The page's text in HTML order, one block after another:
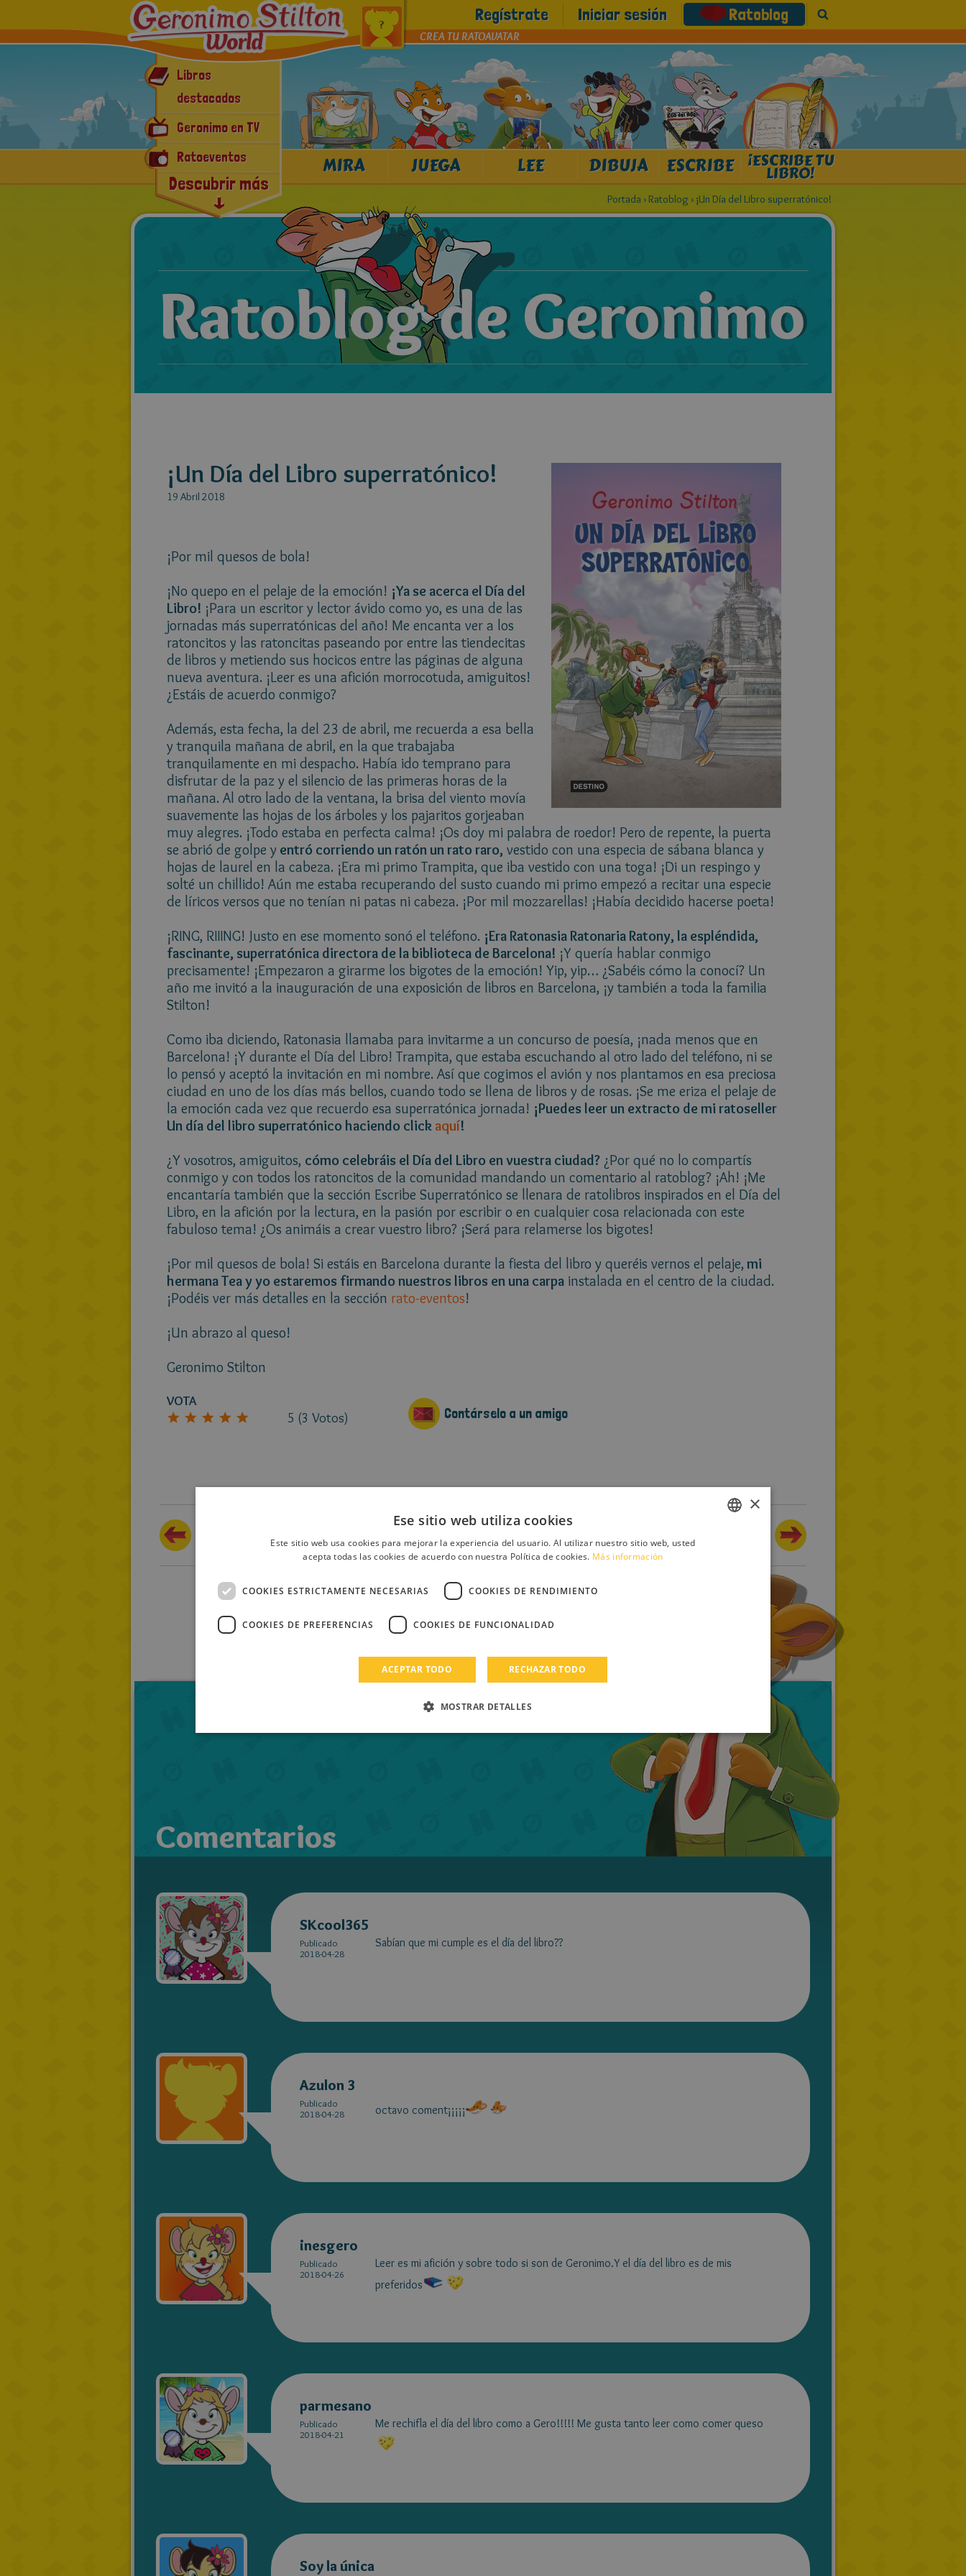
Libros
destacados
Geronimo en TV
Ratoeventos
Geronimomanía
Las Ratorevistas
Noticias Recientes
Descubrir más
CREA TU RATOAVATAR
Regístrate Iniciar sesión Ratoblog
MIRA JUEGA LEE DIBUJA ESCRIBE ¡ESCRIBE TU
LIBRO!
Portada ›Ratoblog › ¡Un Día del Libro superratónico!
¡Un Día del Libro superratónico!
19 Abril 2018
¡Por mil quesos de bola!
¡No quepo en el pelaje de la emoción! ¡Ya se acerca el Día del
Libro! ¡Para un escritor y lector ávido como yo, es una de las
jornadas más superratónicas del año! Me encanta ver a los
ratoncitos y las ratoncitas paseando por entre las tiendecitas
de libros y metiendo sus hocicos entre las páginas de alguna
nueva aventura. ¡Leer es una afición morrocotuda, amiguitos!
¿Estáis de acuerdo conmigo?
Además, esta fecha, la del 23 de abril, me recuerda a esa bella
y tranquila mañana de abril, en la que trabajaba
tranquilamente en mi despacho. Había ido temprano para
disfrutar de la paz y el silencio de las primeras horas de la
mañana. Al otro lado de la ventana, la brisa del viento movía
suavemente las hojas de los árboles y los pajaritos gorjeaban
muy alegres. ¡Todo estaba en perfecta calma! ¡Os doy mi palabra de roedor! Pero de repente, la puerta
se abrió de golpe y entró corriendo un ratón un rato raro, vestido con una especia de sábana blanca y
hojas de laurel en la cabeza. ¡Era mi primo Trampita, que iba vestido con una toga! ¡Di un respingo y
solté un chillido! Aún me estaba recuperando del susto cuando mi primo empezó a recitar una especie
de líricos versos que no tenían ni patas ni cabeza. ¡Por mil mozzarellas! ¡Había decidido hacerse poeta!
¡RING, RIIING! Justo en ese momento sonó el teléfono. ¡Era Ratonasia Ratonaria Ratony, la espléndida,
fascinante, superratónica directora de la biblioteca de Barcelona! ¡Y quería hablar conmigo
precisamente! ¡Empezaron a girarme los bigotes de la emoción! Yip, yip… ¿Sabéis cómo la conocí? Un
año me invitó a la inauguración de una exposición de libros en Barcelona, ¡y también a toda la familia
Stilton!
Como iba diciendo, Ratonasia llamaba para invitarme a un concurso de poesía, ¡nada menos que en
Barcelona! ¡Y durante el Día del Libro! Trampita, que estaba escuchando al otro lado del teléfono, ni se
lo pensó y aceptó la invitación en mi nombre. Así que cogimos el avión y nos plantamos en esa preciosa
ciudad en uno de los días más bellos, cuando todo se llena de libros y de rosas. ¡Se me eriza el pelaje de
la emoción cada vez que recuerdo esa superratónica jornada! ¡Puedes leer un extracto de mi ratoseller
Un día del libro superratónico haciendo click aquí!
¿Y vosotros, amiguitos, cómo celebráis el Día del Libro en vuestra ciudad? ¿Por qué no lo compartís
conmigo y con todos los ratoncitos de la comunidad mandando un comentario al ratoblog? ¡Ah! ¡Me
encantaría también que la sección Escribe Superratónico se llenara de ratolibros inspirados en el Día del
Libro, en la afición por la lectura, en la pasión por escribir o en cualquier cosa relacionada con este
fabuloso tema! ¿Os animáis a crear vuestro libro? ¡Será para relamerse los bigotes!
¡Por mil quesos de bola! Si estáis en Barcelona durante la fiesta del libro y queréis vernos el pelaje, mi
hermana Tea y yo estaremos firmando nuestros libros en una carpa instalada en el centro de la ciudad.
¡Podéis ver más detalles en la sección rato-eventos!
¡Un abrazo al queso!
Geronimo Stilton
VOTA
5 (3 Votos) Contárselo a un amigo
Comentarios
SKcool365
Publicado
2018-04-28
Sabían que mi cumple es el día del libro??
Azulon 3
Publicado
2018-04-28
octavo coment¡¡¡¡¡
inesgero
Publicado
2018-04-26
Leer es mi afición y sobre todo si son de Geronimo.Y el día del libro es de mis
preferidos
parmesano
Publicado
2018-04-21
Me rechifla el día del libro como a Gero!!!!! Me gusta tanto leer como comer queso
Soy la única
TURKISH
GREEK
RUSSIAN
DUTCH
CATALAN
×
Ese sitio web utiliza cookies
Este sitio web usa cookies para mejorar la experiencia del usuario. Al utilizar nuestro sitio web, usted
acepta todas las cookies de acuerdo con nuestra Política de cookies. Más información
COOKIES ESTRICTAMENTE NECESARIAS COOKIES DE RENDIMIENTO
COOKIES DE PREFERENCIAS COOKIES DE FUNCIONALIDAD
ACEPTAR TODO RECHAZAR TODO
MOSTRAR DETALLES